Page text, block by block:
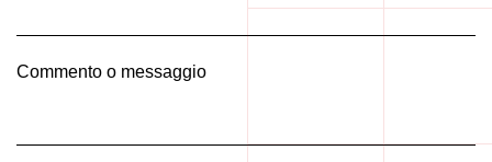
Commento o messaggio